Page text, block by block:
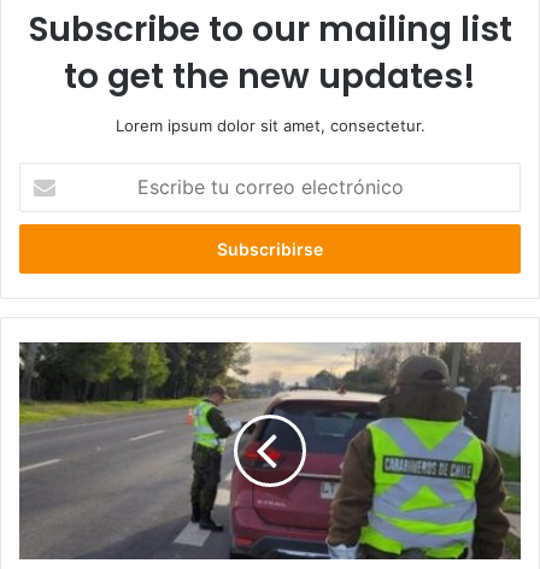
Subscribe to our mailing list
to get the new updates!
Lorem ipsum dolor sit amet, consectetur.
correo
40
muertos
y
más
tránsito